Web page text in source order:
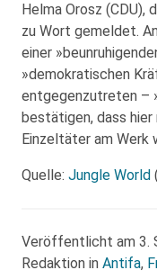
Helma Orosz (CDU),
zu Wort gemeldet.
einer
»demokratischen
entgegenzutreten –
bestätigen, dass
Einzeltäter am Werk
Quelle: Jungle World
Veröffentlicht am 3.
Redaktion in Antifa,